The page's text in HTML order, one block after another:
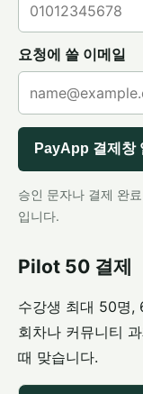
요청에 쓸 이메일
PayApp 결제창
승인 문자나 결제 완
입니다.
Pilot 50 결제
수강생 최대 50명,
회차나 커뮤니티
때 맞습니다.